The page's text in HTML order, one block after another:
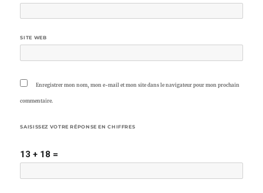
SITE WEB
Enregistrer mon nom, mon e-mail et mon site dans le navigateur pour mon prochain
commentaire.
SAISISSEZ VOTRE RÉPONSE EN CHIFFRES
13 + 18 =